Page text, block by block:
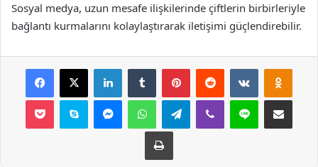
Sosyal medya, uzun mesafe ilişkilerinde çiftlerin birbirleriyle
bağlantı kurmalarını kolaylaştırarak iletişimi güçlendirebilir.
Facebook
X LinkedInTumblr PinterestReddit VKontakte
Pocket Skype MessengerWhatsAppTelegramViber Line E-Posta ile
Yazdır